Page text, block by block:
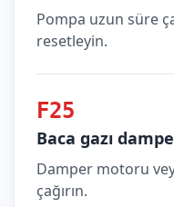
Pompa uzun süre
resetleyin.
F25
Baca gazı
Damper motoru
çağırın.